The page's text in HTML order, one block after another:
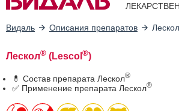
Видаль Описания препаратов Лескол
Лескол® (Lescol ®)
💊 Состав препарата Лескол®
✅ Применение препарата Лескол®